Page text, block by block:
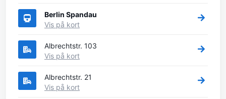
Berlin Spandau
Vis på kort
Albrechtstr. 103
Vis på kort
Albrechtstr. 21
Vis på kort